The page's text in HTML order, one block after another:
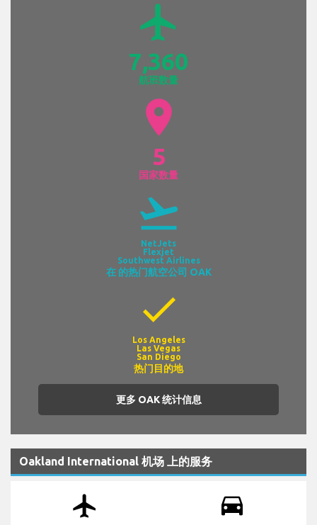
airplanemode_active
7,360
航班数量
location_on
5
国家数量
flight_takeoff
NetJets
Flexjet
Southwest Airlines
在 的热门航空公司 OAK
check
Los Angeles
Las Vegas
San Diego
热门目的地
更多 OAK 统计信息
Oakland International 机场 上的服务
airplanemode_active drive_eta